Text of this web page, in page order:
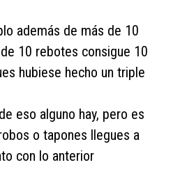
además de más de 10
10 rebotes consigue 10
hubiese hecho un triple
eso alguno hay, pero es
o tapones llegues a
con lo anterior